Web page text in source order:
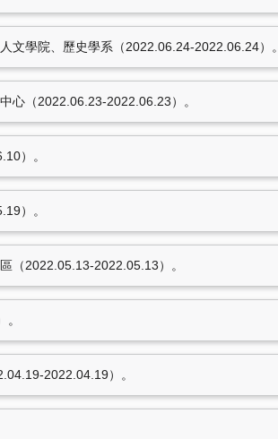
文學院、歷史學系（2022.06.24-2022.06.24）。
心（2022.06.23-2022.06.23）。
）。
）。
（2022.05.13-2022.05.13）。
2022.04.19）。